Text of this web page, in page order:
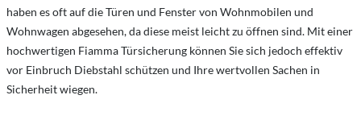
haben es oft auf die Türen und Fenster von Wohnmobilen und
Wohnwagen abgesehen, da diese meist leicht zu öffnen sind. Mit einer
hochwertigen Fiamma Türsicherung können Sie sich jedoch effektiv
vor Einbruch Diebstahl schützen und Ihre wertvollen Sachen in
Sicherheit wiegen.